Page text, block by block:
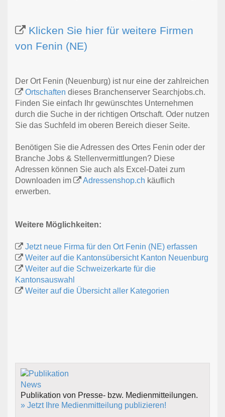
Klicken Sie hier für weitere Firmen
von Fenin (NE)
Der Ort Fenin (Neuenburg) ist nur eine der zahlreichen
Ortschaften dieses Branchenserver Searchjobs.ch.
Finden Sie einfach Ihr gewünschtes Unternehmen
durch die Suche in der richtigen Ortschaft. Oder nutzen
Sie das Suchfeld im oberen Bereich dieser Seite.
Benötigen Sie die Adressen des Ortes Fenin oder der
Branche Jobs & Stellenvermittlungen? Diese
Adressen können Sie auch als Excel-Datei zum
Downloaden im
Adressenshop.ch käuflich
erwerben.
Weitere Möglichkeiten:
Jetzt neue Firma für den Ort Fenin (NE) erfassen
Weiter auf die Kantonsübersicht Kanton Neuenburg
Weiter auf die Schweizerkarte für die
Kantonsauswahl
Weiter auf die Übersicht aller Kategorien
Publikation von Presse- bzw. Medienmitteilungen.
» Jetzt Ihre Medienmitteilung publizieren!